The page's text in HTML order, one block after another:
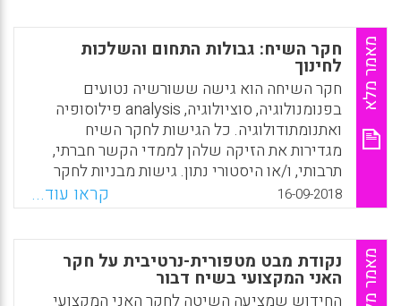
יהיו זהים לאובייקטים של העולם החיצוני. הידע
איננו ישויות או דברים שאנו רוכשים, אלא נתפס
כתהליך, באמצעות ההתנסויות שלנו ובאמצעות
האינטראקציות שלנו עם העולם אנו בונים
ומשפרים את דרכי ההבנה שלנו באופן דינאמי
ומתפתח. הסמיוטיקה היא בעצם לימוד
הסימיוזיס. הסימיוזיס מוגדר כהבניית ההתנסויות
שלנו בעזרת סימנים. בחלקו האחרון דן המאמר
בחשיבות הסמיוטיקה בתחומי הכשרת המורים
(זבידה דניאלה).
WhatsApp
Facebook
Email
X
מאמר מלא חקר השיח: גבולות התחום והשלכות
לחינוך
חקר השיחה הוא גישה ששורשיה נטועים
בפנומנולוגיה, סוציולוגיה, analysis פילוסופיה
ואתנומתודולוגיה. כל הגישות לחקר השיח
מגדירות את הזיקה שלהן לממדי הקשר חברתי,
תרבותי, ו/או היסטורי נתון. גישות מבניות לחקר
השפה, לעומת זאת, מסתכלות פנימה אל תוך
המערכת הלשונית הסגורה ובוחנות את רכיבי
השפה השונים (תחביר, מורפולוגיה, פונולוגיה,
וסמנטיקה) ואת הקשרים ביניהם. המערכת סגורה
מפני שהיא לרוב איננה מתייחסת להקשר שבו
היא מתפקדת. (עירית קופפרברג)
16-09-2018 קראו עוד...
מאמר מלא נקודת מבט מטפורית-נרטיבית על חקר
האני המקצועי בשיח דבור